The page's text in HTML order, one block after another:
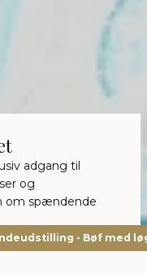
adgang til
og
om spændende
- Bøf med